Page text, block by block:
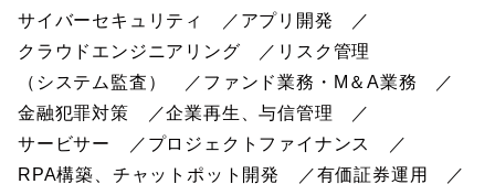
サイバーセキュリティ ／アプリ開発 ／
クラウドエンジニアリング ／リスク管理
（システム監査） ／ファンド業務・M＆A業務 ／
金融犯罪対策 ／企業再生、与信管理 ／
サービサー ／プロジェクトファイナンス ／
RPA構築、チャットポット開発 ／有価証券運用 ／